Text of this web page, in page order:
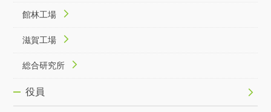
館林工場
滋賀工場
総合研究所
役員